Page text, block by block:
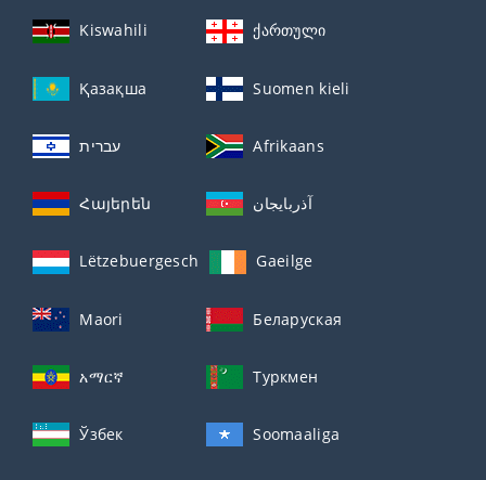
Kiswahili ქართული
Қазақша Suomen kieli
עברית Afrikaans
Հայերեն آذربايجان
Lëtzebuergesch Gaeilge
Maori Беларуская
አማርኛ Туркмен
Ўзбек Soomaaliga